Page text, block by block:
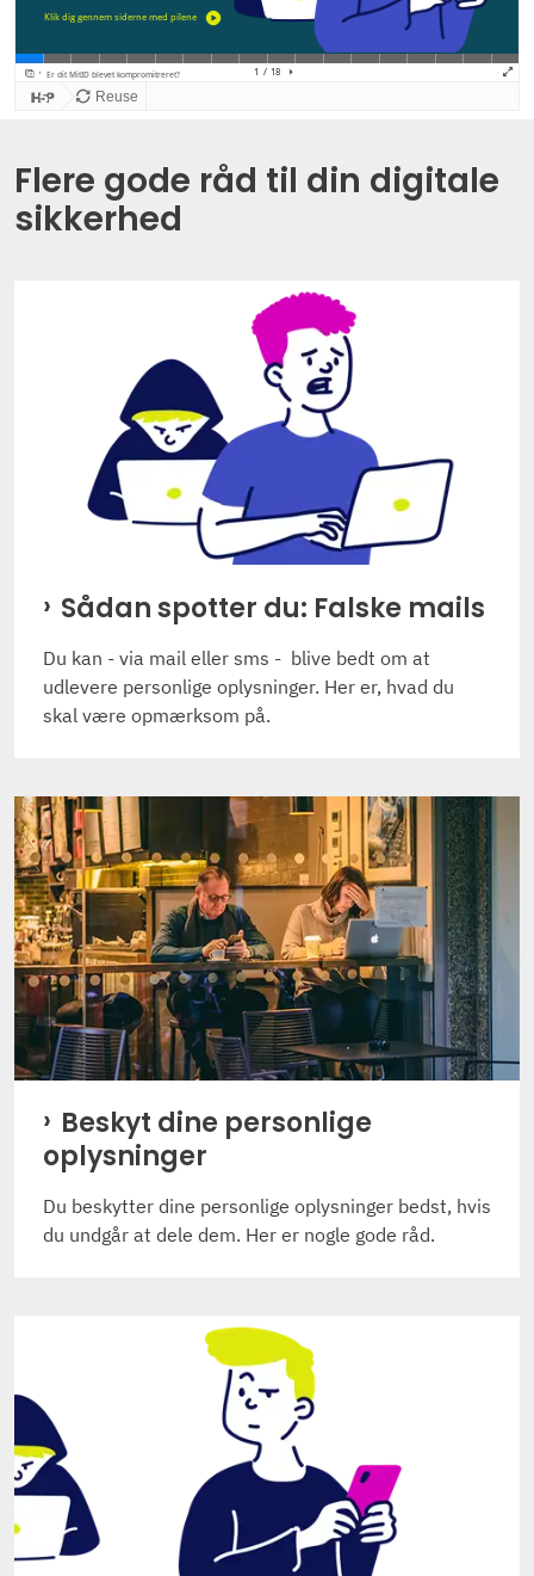
Flere gode råd til din digitale
sikkerhed
Sådan spotter du: Falske mails
Du kan - via mail eller sms - blive bedt om at
udlevere personlige oplysninger. Her er, hvad du
skal være opmærksom på.
Beskyt dine personlige
oplysninger
Du beskytter dine personlige oplysninger bedst, hvis
du undgår at dele dem. Her er nogle gode råd.